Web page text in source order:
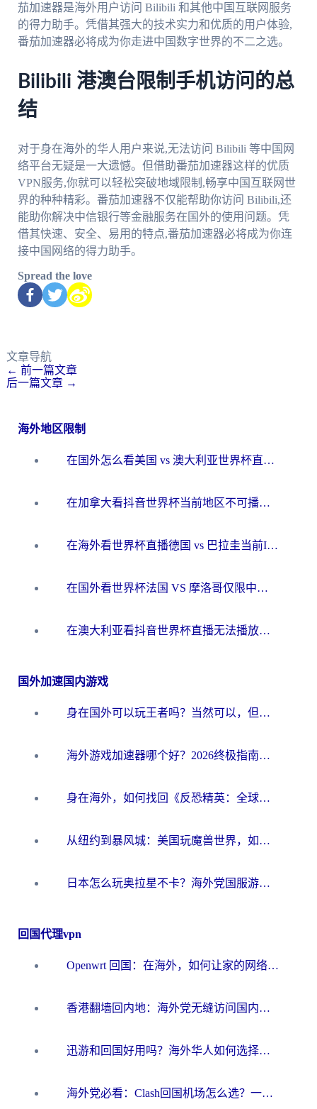
茄加速器是海外用户访问 Bilibili 和其他中国互联网服务
的得力助手。凭借其强大的技术实力和优质的用户体验,
番茄加速器必将成为你走进中国数字世界的不二之选。
Bilibili 港澳台限制手机访问的总
结
对于身在海外的华人用户来说,无法访问 Bilibili 等中国网
络平台无疑是一大遗憾。但借助番茄加速器这样的优质
VPN服务,你就可以轻松突破地域限制,畅享中国互联网世
界的种种精彩。番茄加速器不仅能帮助你访问 Bilibili,还
能助你解决中信银行等金融服务在国外的使用问题。凭
借其快速、安全、易用的特点,番茄加速器必将成为你连
接中国网络的得力助手。
Spread the love
文章导航
← 前一篇文章
后一篇文章 →
海外地区限制
在国外怎么看美国 vs 澳大利亚世界杯直播？海外党必藏的中文解说观赛指南
在加拿大看抖音世界杯当前地区不可播放？海外党体育观赛终极指南
在海外看世界杯直播德国 vs 巴拉圭当前IP受限制？这篇指南帮你轻松解决地区限制
在国外看世界杯法国 VS 摩洛哥仅限中国大陆？别让地域限制拦下你的欢呼
在澳大利亚看抖音世界杯直播无法播放？海外党体育观赛终极指南来了！
国外加速国内游戏
身在国外可以玩王者吗？当然可以，但你需要这份“加速”指南
海外游戏加速器哪个好？2026终极指南帮你畅玩国服+解决卡顿难题
身在海外，如何找回《反恐精英：全球攻势》国服的丝滑手感？一份给你的终极指南
从纽约到暴风城：美国玩魔兽世界，如何找到你的最佳网络航线
日本怎么玩奥拉星不卡？海外党国服游戏加速器选择全攻略
回国代理vpn
Openwrt 回国：在海外，如何让家的网络触手可及
香港翻墙回内地：海外党无缝访问国内资源的加速器选择全攻略
迅游和回国好用吗？海外华人如何选择靠谱的回国加速器
海外党必看：Clash回国机场怎么选？一篇搞定无缝访问国内资源的全攻略